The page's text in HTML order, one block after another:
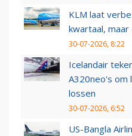
KLM laat
kwartaal,
30-07-2026, 8:22
Icelandair
A320neo's om
lossen
30-07-2026, 6:52
US-Bangla